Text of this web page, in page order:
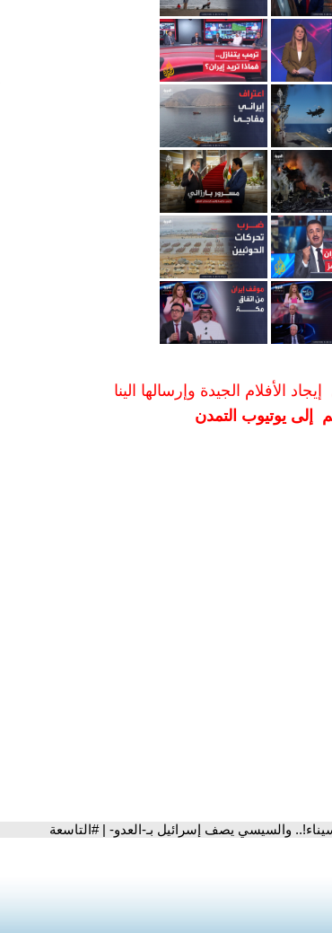
الأفلام الجيدة وإرسالها الينا
إلى يوتيوب التمدن
والسيسي يصف إسرائيل بـ-العدو- | #التاسعة